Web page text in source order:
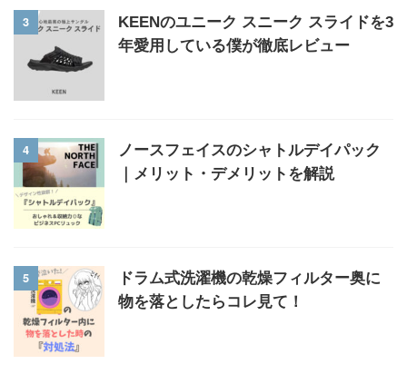
3
KEENのユニーク スニーク スライドを3
年愛用している僕が徹底レビュー
4
ノースフェイスのシャトルデイパック
｜メリット・デメリットを解説
5
ドラム式洗濯機の乾燥フィルター奥に
物を落としたらコレ見て！